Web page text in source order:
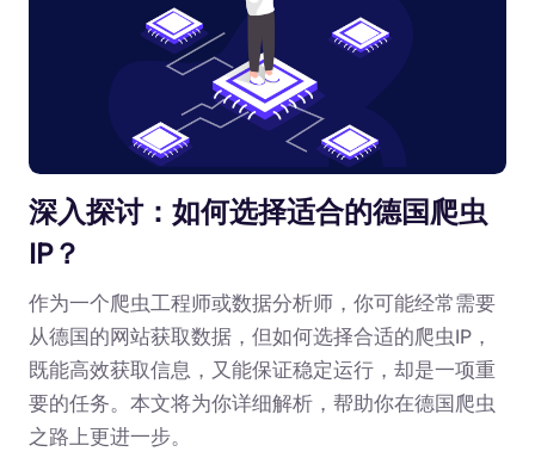
深入探讨：如何选择适合的德国爬虫
IP？
作为一个爬虫工程师或数据分析师，你可能经常需要
从德国的网站获取数据，但如何选择合适的爬虫IP，
既能高效获取信息，又能保证稳定运行，却是一项重
要的任务。本文将为你详细解析，帮助你在德国爬虫
之路上更进一步。